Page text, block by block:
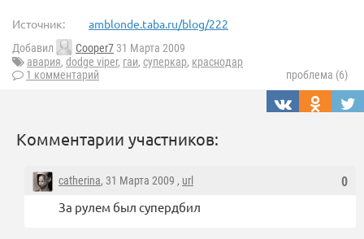
Источник: amblonde.taba.ru/blog/222
Добавил Cooper7 31 Марта 2009
авария, dodge viper, гаи, суперкар, краснодар
1 комментарий
проблема (6)
Комментарии участников:
0
catherina, 31 Марта 2009 , url
За рулем был супердбил